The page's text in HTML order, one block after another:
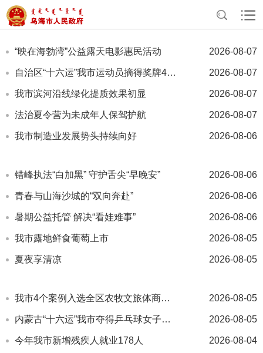
首页>资讯中心 > 乌海要闻
2026-08-07
“映在海勃湾”公益露天电影惠民活动
2026-08-07
自治区“十六运”我市运动员摘得奖牌41枚
2026-08-07
我市滨河沿线绿化提质效果初显
2026-08-07
法治夏令营为未成年人保驾护航
2026-08-06
我市制造业发展势头持续向好
2026-08-06
错峰执法“白加黑” 守护舌尖“早晚安”
2026-08-06
青春与山海沙城的“双向奔赴”
2026-08-06
暑期公益托管 解决“看娃难事”
2026-08-05
我市露地鲜食葡萄上市
2026-08-05
夏夜享清凉
2026-08-05
我市4个案例入选全区农牧文旅体商融合发展优秀实践案例
2026-08-05
内蒙古“十六运”我市夺得乒乓球女子乙组团体亚军
2026-08-04
今年我市新增残疾人就业178人